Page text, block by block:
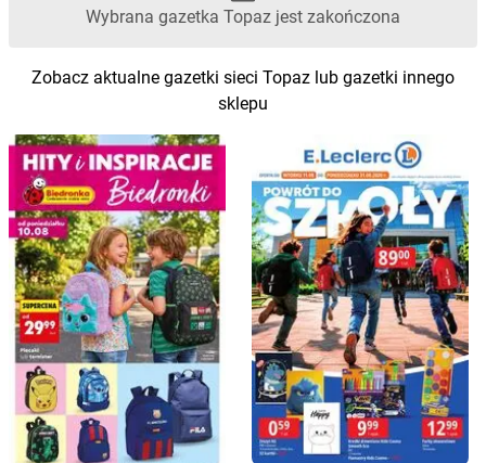
Wybrana gazetka Topaz jest zakończona
Zobacz aktualne gazetki sieci Topaz lub gazetki innego
sklepu